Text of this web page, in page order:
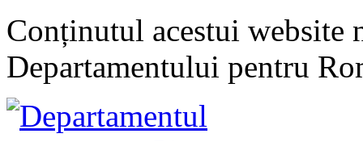
Conținutul acestui website
Departamentului pentru